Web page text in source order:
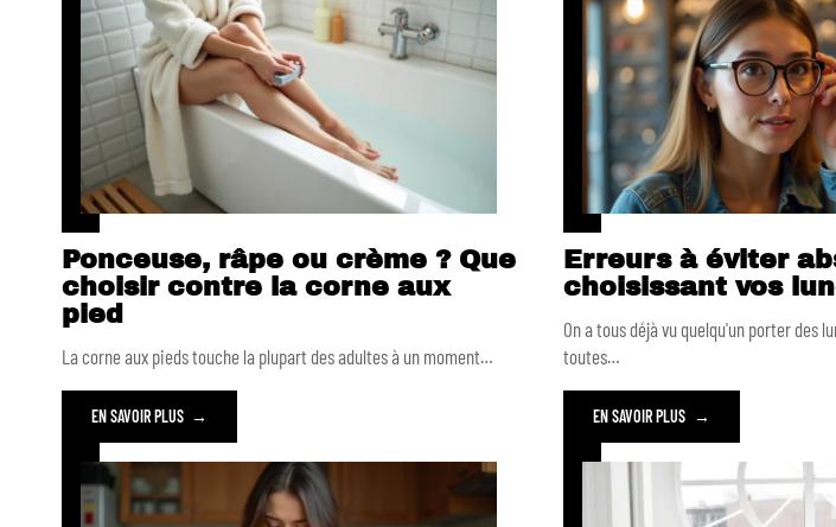
Ponceuse, râpe ou crème ? Que
choisir contre la corne aux
pied
La corne aux pieds touche la plupart des adultes à un moment…
EN SAVOIR PLUS
Erreurs à éviter
choisissant vos
On a tous déjà vu quelqu'un porter des
toutes…
EN SAVOIR PLUS